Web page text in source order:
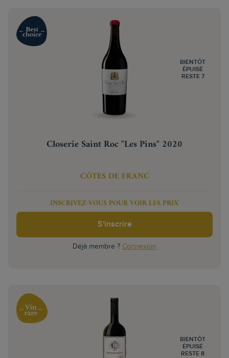
Closerie Saint Roc "Les Pins" 2020
CÔTES DE FRANC
BIENTÔT
ÉPUISÉ
RESTE 7
INSCRIVEZ-VOUS POUR VOIR LES PRIX
S'inscrire
Déjà membre ? Connexion
BIENTÔT
ÉPUISÉ
RESTE 8